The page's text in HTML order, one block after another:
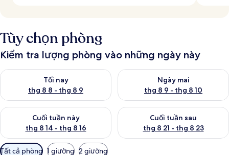
Tùy chọn phòng
Kiểm tra lượng phòng vào những ngày này
Tối nay
thg 8 8 - thg 8 9
Kiểm tra lượng phòng tối nay từ thg 8 8 - thg 8 9
Ngày mai
thg 8 9 - thg 8 10
Kiểm tra lượng phòng ngày
Cuối tuần này
thg 8 14 - thg 8 16
Kiểm tra lượng phòng cuối tuần này từ thg 8 14 - thg 8 16
Cuối tuần sau
thg 8 21 - thg 8 23
Kiểm tra lượng phòng cuối
Bộ
Tất cả phòng 1 giường 2 giường